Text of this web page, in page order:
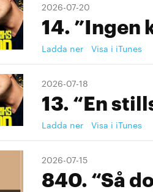
2026-07-20
14. ”Ingen
Ladda ner Visa i iTunes
2026-07-18
13. “En
Ladda ner Visa i iTunes
2026-07-15
840. “Så